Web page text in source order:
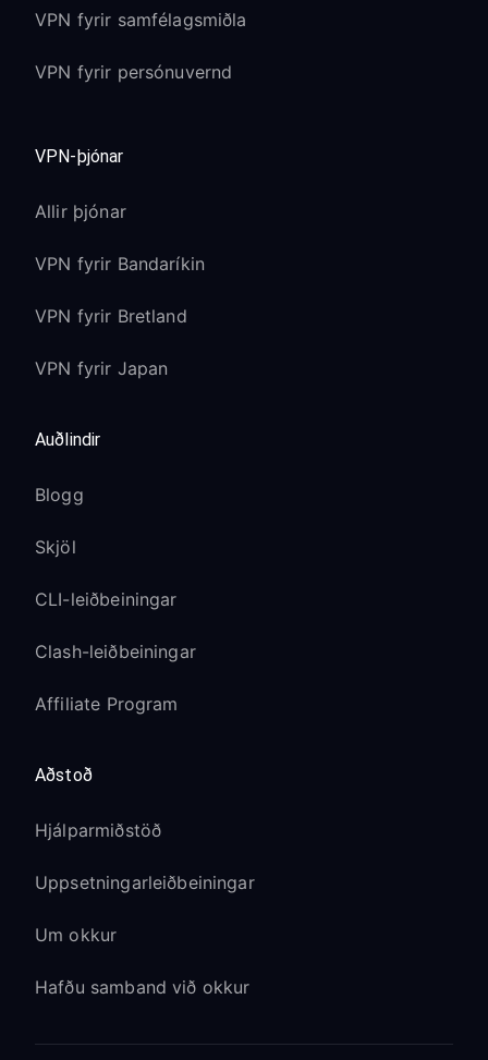
VPN fyrir samfélagsmiðla
VPN fyrir persónuvernd
VPN-þjónar
Allir þjónar
VPN fyrir Bandaríkin
VPN fyrir Bretland
VPN fyrir Japan
Auðlindir
Blogg
Skjöl
CLI-leiðbeiningar
Clash-leiðbeiningar
Affiliate Program
Aðstoð
Hjálparmiðstöð
Uppsetningarleiðbeiningar
Um okkur
Hafðu samband við okkur